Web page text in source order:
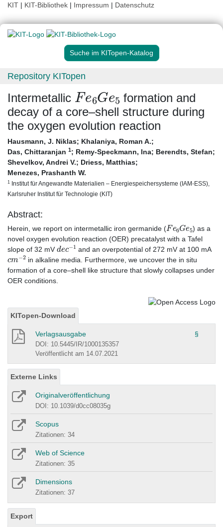
KIT | KIT-Bibliothek | Impressum | Datenschutz
Suche im KITopen-Katalog
Repository KITopen
Intermetallic
Fe G 5
formation and
decay of a core–shell structure during
the oxygen evolution reaction
Hausmann, J. Niklas; Khalaniya, Roman A.;
Das, Chittaranjan 1; Remy-Speckmann, Ina; Berendts, Stefan;
Shevelkov, Andrei V.; Driess, Matthias;
Menezes, Prashanth W.
1 Institut für Angewandte Materialien – Energiespeichersysteme (IAM-ESS),
Karlsruher Institut für Technologie (KIT)
Abstract:
Herein, we report on intermetallic iron germanide (Fe G 5) as a
novel oxygen evolution reaction (OER) precatalyst with a Tafel
slope of 32 mV dec−1and an overpotential of 272 mV at 100 mA
cm−2in alkaline media. Furthermore, we uncover the in situ
formation of a core–shell like structure that slowly collapses under
OER conditions.
KITopen-Download
Verlagsausgabe §
DOI: 10.5445/IR/1000135357
Veröffentlicht am 14.07.2021
Externe Links
Originalveröffentlichung
DOI: 10.1039/d0cc08035g
Scopus
Zitationen: 34
Web of Science
Zitationen: 35
Dimensions
Zitationen: 37
Export